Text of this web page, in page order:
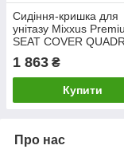
Сидіння-кришка для
унітазу Mixxus
SEAT COVER
мікроліфтом
427х344х39mm
1 863 ₴
Купити
Про нас